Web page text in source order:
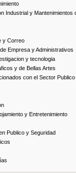
Industrial y Mantenimientos
y Correo
Empresa y Administrativos
y tecnologia
y de Bellas Artes
con el Sector Publico
y Entretenimiento
Publico y Seguridad